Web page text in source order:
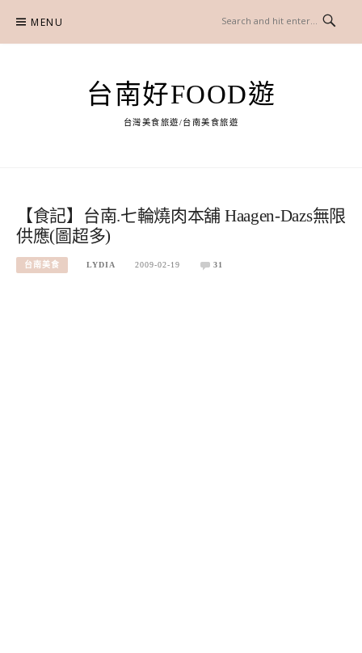
content
MENU
台南好FOOD遊
台灣美食旅遊/台南美食旅遊
【食記】台南.七輪燒肉本舖 Haagen-Dazs無限
供應(圖超多)
台南美食 LYDIA 2009-02-19 31